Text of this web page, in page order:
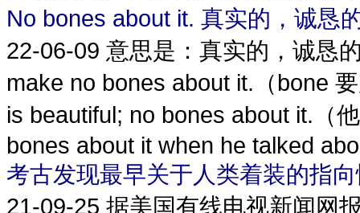
No bones about it. 真实的，诚恳
22-06-09 意思是：真实的，诚恳
make no bones about it.（bone
is beautiful; no bones about it.（
bones about it when he talked
考古发现最早关于人类着装的指
21-09-25 据美国有线电视新闻网